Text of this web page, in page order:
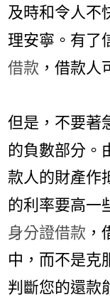
及時和令人不
理安寧。有了
借款 ，借款人
但是，不要著
的負數部分。
款人的財產作
的利率要高一
身分證借款 ，
中，而不是克
判斷您的還款